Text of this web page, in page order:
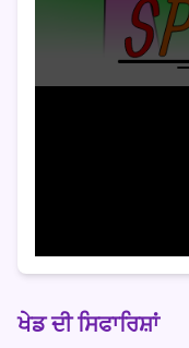
ਖੇਡ ਦੀ ਸਿਫਾਰਿਸ਼ਾਂ